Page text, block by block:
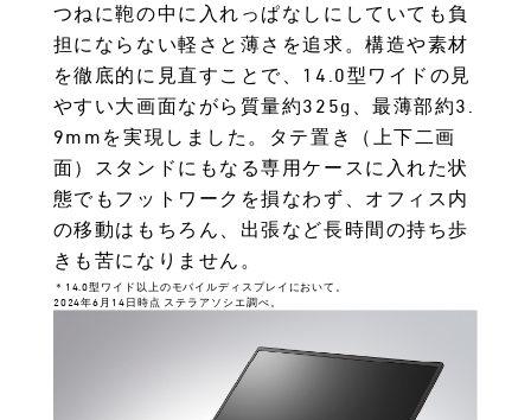
つねに鞄の中に入れっぱなしにしていても負
担にならない軽さと薄さを追求。構造や素材
を徹底的に見直すことで、14.0型ワイドの見
やすい大画面ながら質量約325g、最薄部約3.
9mmを実現しました。タテ置き（上下二画
面）スタンドにもなる専用ケースに入れた状
態でもフットワークを損なわず、オフィス内
の移動はもちろん、出張など長時間の持ち歩
きも苦になりません。
＊14.0型ワイド以上のモバイルディスプレイにおいて。
2024年6月14日時点 ステラアソシエ調べ。